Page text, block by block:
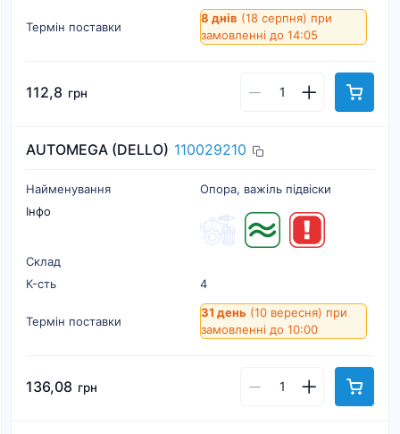
Термін поставки
8 днів (18 серпня) при
замовленні до 14:05
112,8 грн
AUTOMEGA (DELLO) 110029210
Найменування
Опора, важіль підвіски
Інфо
Склад
К-cть
4
Термін поставки
31 день (10 вересня) при
замовленні до 10:00
136,08 грн